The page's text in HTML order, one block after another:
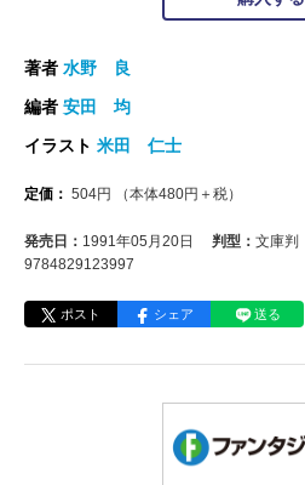
著者 水野 良
編者 安田 均
イラスト 米田 仁士
定価： 504円 （本体480円＋税）
発売日： 1991年05月20日 判型： 文庫判
9784829123997
ポスト シェア 送る